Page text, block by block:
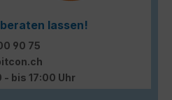
lassen!
90 75
- bis 17:00 Uhr